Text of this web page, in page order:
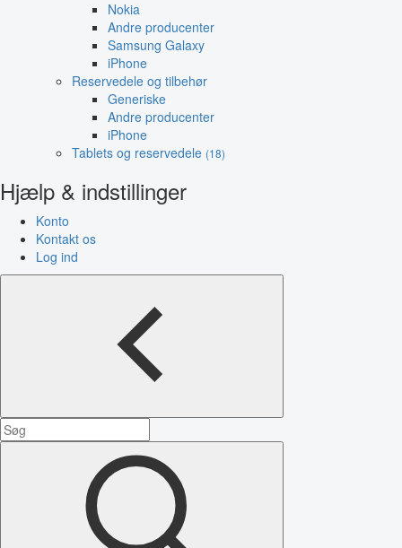
Nokia
Andre producenter
Samsung Galaxy
iPhone
Reservedele og tilbehør
Generiske
Andre producenter
iPhone
Tablets og reservedele (18)
Hjælp & indstillinger
Konto
Kontakt os
Log ind